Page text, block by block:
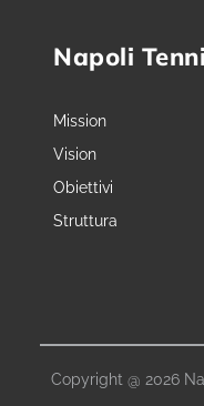
Napoli
Mission
Vision
Obiettivi
Struttura
Copyright @ 2026